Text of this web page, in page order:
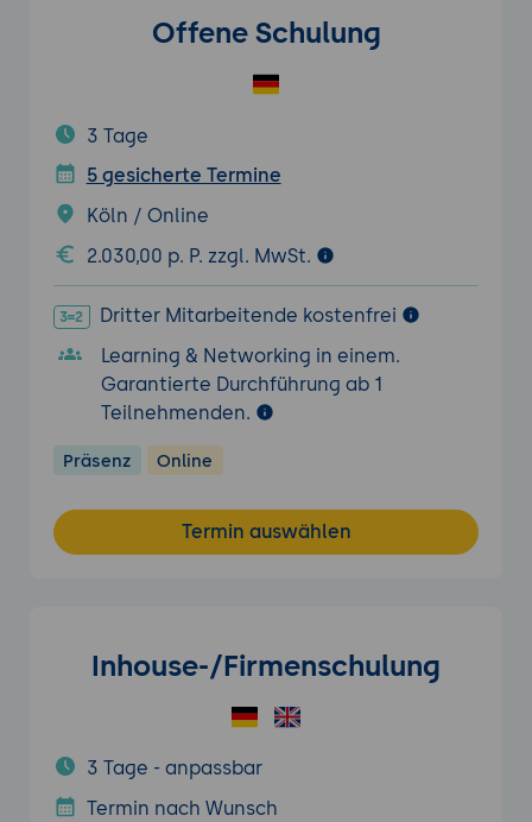
Offene Schulung
3 Tage
5 gesicherte Termine
Köln / Online
2.030,00 p. P. zzgl. MwSt.
Dritter Mitarbeitende kostenfrei
Learning & Networking in einem.
Garantierte Durchführung ab 1
Teilnehmenden.
Präsenz Online
Termin auswählen
Inhouse-/Firmenschulung
3 Tage - anpassbar
Termin nach Wunsch